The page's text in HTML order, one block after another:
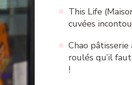
This Life
cuvées
Chao pâtisserie
roulés qu’il
!